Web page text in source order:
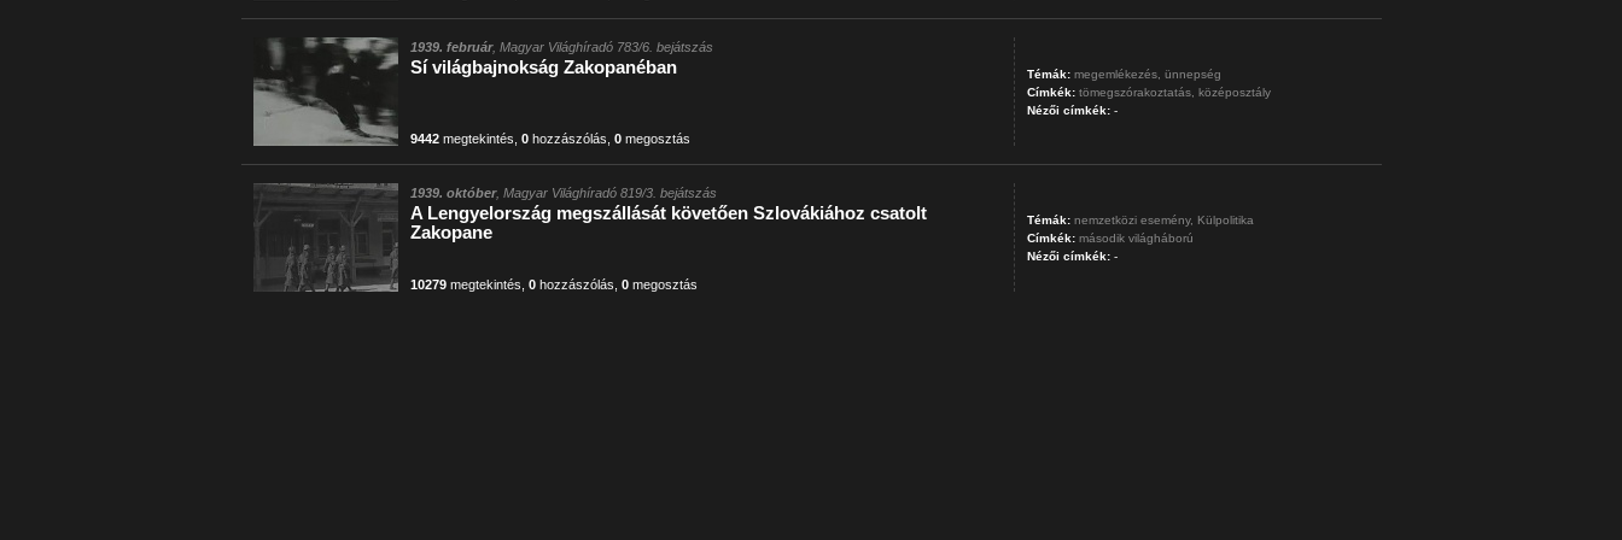
1939. február, Magyar Világhíradó 783/6. bejátszás
Sí világbajnokság Zakopanéban
9442megtekintés 0hozzászólás 0megosztás
Témák: megemlékezés, ünnepség
Címkék: tömegszórakoztatás, középosztály
Nézői címkék:-
1939. október, Magyar Világhíradó 819/3. bejátszás
A Lengyelország megszállását követően Szlovákiához csatolt
Zakopane
10279megtekintés 0hozzászólás 0megosztás
Témák: nemzetközi esemény, Külpolitika
Címkék: második világháború
Nézői címkék:-